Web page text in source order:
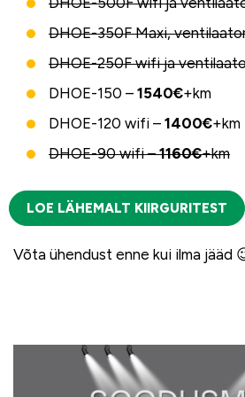
DHOE-350F Maxi,
DHOE-250F wifi ja
DHOE-150 – 1540€+km
DHOE-120 wifi – 1400€+km
DHOE-90 wifi –1160€+km
LOE LÄHEMALT KIIRGURITEST
Võta ühendust enne kui ilma jääd